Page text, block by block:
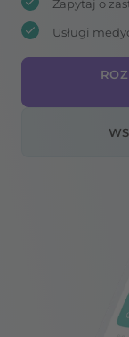
Zapytaj o
Usługi